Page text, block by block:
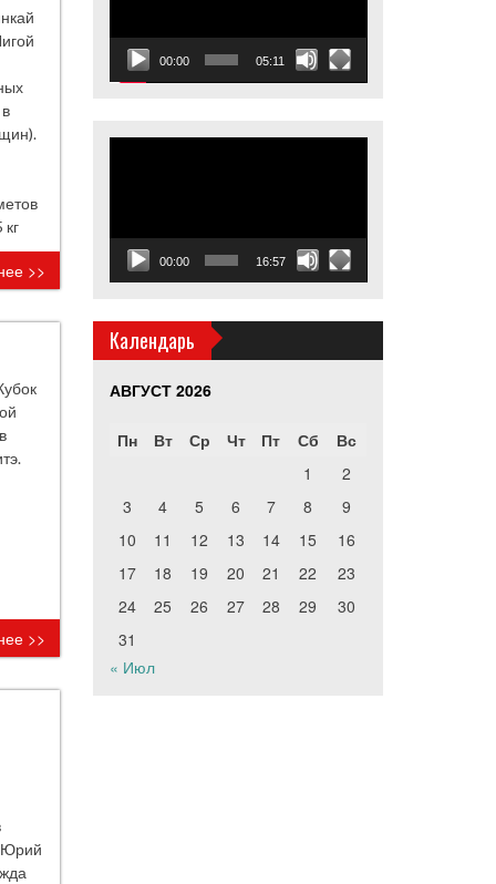
>>
>>
Юрий
00:00 05:11
00:00 16:57
Календарь
АВГУСТ 2026
Пн Вт Ср Чт Пт Сб
Вс
1
2
3
4 5 6 7 8
9
10
11 12 13 14 15
16
17
18 19 20 21 22
23
24
25 26 27 28 29
30
31
« Июл